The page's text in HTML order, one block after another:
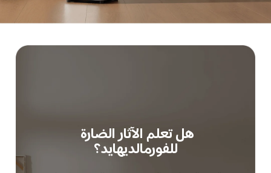
هل تعلم الآثار الضارة
للفورمالديهايد؟